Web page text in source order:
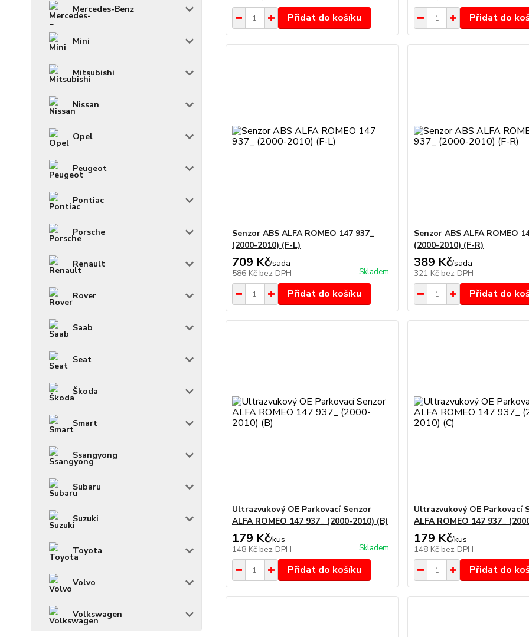
Mercedes-Benz
Mini
Mitsubishi
Nissan
Opel
Peugeot
Pontiac
Porsche
Renault
Rover
Saab
Seat
Škoda
Smart
Ssangyong
Subaru
Suzuki
Toyota
Volvo
Volkswagen
Přidat do košíku Přidat do
Senzor ABS ALFA ROMEO 147 937_
(2000-2010) (F-L)
709 Kč/sada
586 Kč bez DPH Skladem
Přidat do košíku
Senzor ABS ALFA ROMEO
(2000-2010) (F-R)
389 Kč/sada
321 Kč bez DPH
Přidat do
Ultrazvukový OE Parkovací Senzor
ALFA ROMEO 147 937_ (2000-2010) (B)
179 Kč/kus
148 Kč bez DPH Skladem
Přidat do košíku
Ultrazvukový OE Parkovací
ALFA ROMEO 147 937_
179 Kč/kus
148 Kč bez DPH
Přidat do